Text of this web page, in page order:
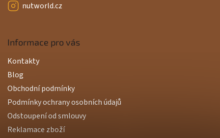
nutworld.cz
Informace pro vás
Kontakty
Blog
Obchodní podmínky
Podmínky ochrany osobních údajů
Odstoupení od smlouvy
Reklamace zboží